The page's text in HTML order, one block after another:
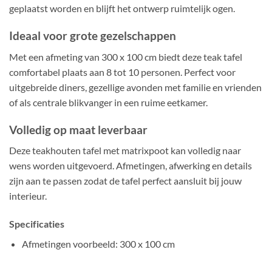
geplaatst worden en blijft het ontwerp ruimtelijk ogen.
Ideaal voor grote gezelschappen
Met een afmeting van 300 x 100 cm biedt deze teak tafel
comfortabel plaats aan 8 tot 10 personen. Perfect voor
uitgebreide diners, gezellige avonden met familie en vrienden
of als centrale blikvanger in een ruime eetkamer.
Volledig op maat leverbaar
Deze teakhouten tafel met matrixpoot kan volledig naar
wens worden uitgevoerd. Afmetingen, afwerking en details
zijn aan te passen zodat de tafel perfect aansluit bij jouw
interieur.
Specificaties
Afmetingen voorbeeld: 300 x 100 cm